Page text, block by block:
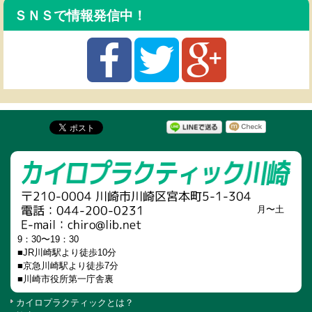
ＳＮＳで情報発信中！
月〜土
9：30〜19：30
■JR川崎駅より徒歩10分
■京急川崎駅より徒歩7分
■川崎市役所第一庁舎裏
カイロプラクティックとは？